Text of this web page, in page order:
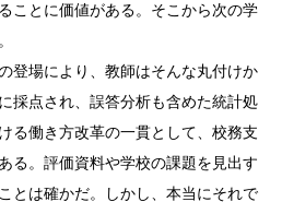
ことに価値がある。そこから次の学
登場により、教師はそんな丸付けか
採点され、誤答分析も含めた統計処
る働き方改革の一貫として、校務支
る。評価資料や学校の課題を見出す
とは確かだ。しかし、本当にそれで